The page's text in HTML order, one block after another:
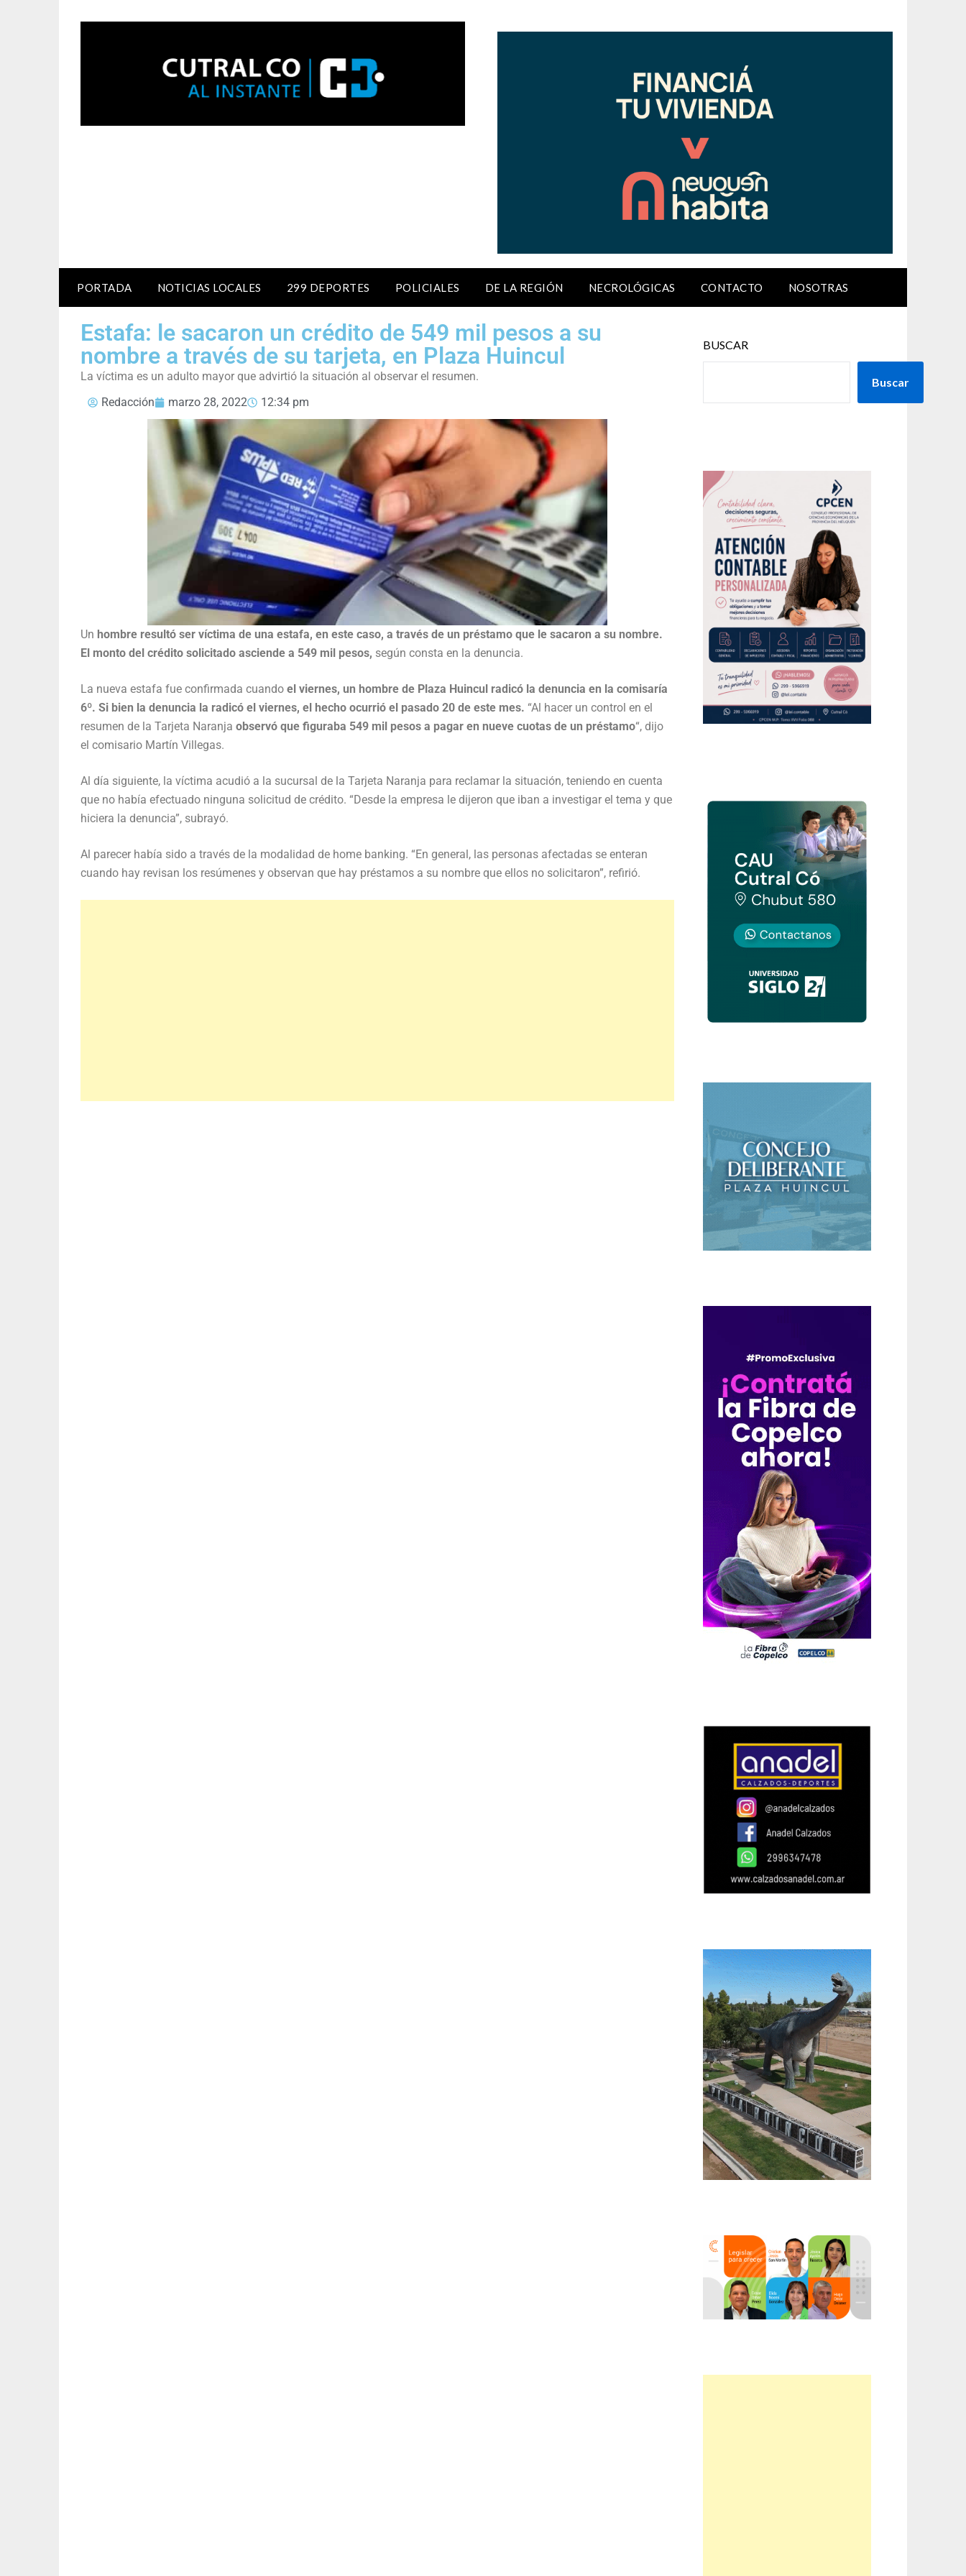
PORTADA NOTICIAS LOCALES 299 DEPORTES POLICIALES DE LA REGIÓN NECROLÓGICAS CONTACTO NOSOTRAS
Estafa: le sacaron un crédito de 549 mil pesos a su
nombre a través de su tarjeta, en Plaza Huincul
La víctima es un adulto mayor que advirtió la situación al observar el resumen.
Redacción
marzo 28, 2022 12:34 pm
Un hombre resultó ser víctima de una estafa, en este caso, a través de un préstamo que le sacaron a su nombre.
El monto del crédito solicitado asciende a 549 mil pesos, según consta en la denuncia.
La nueva estafa fue confirmada cuando el viernes, un hombre de Plaza Huincul radicó la denuncia en la comisaría
6º. Si bien la denuncia la radicó el viernes, el hecho ocurrió el pasado 20 de este mes. “Al hacer un control en el
resumen de la Tarjeta Naranja observó que figuraba 549 mil pesos a pagar en nueve cuotas de un préstamo“, dijo
el comisario Martín Villegas.
Al día siguiente, la víctima acudió a la sucursal de la Tarjeta Naranja para reclamar la situación, teniendo en cuenta
que no había efectuado ninguna solicitud de crédito. “Desde la empresa le dijeron que iban a investigar el tema y que
hiciera la denuncia”, subrayó.
Al parecer había sido a través de la modalidad de home banking. “En general, las personas afectadas se enteran
cuando hay revisan los resúmenes y observan que hay préstamos a su nombre que ellos no solicitaron”, refirió.
BUSCAR
Buscar